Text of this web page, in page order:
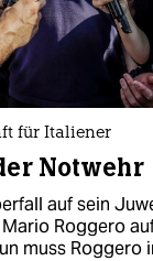
für Italiener
Notwehr
auf sein
Roggero
muss Roggero